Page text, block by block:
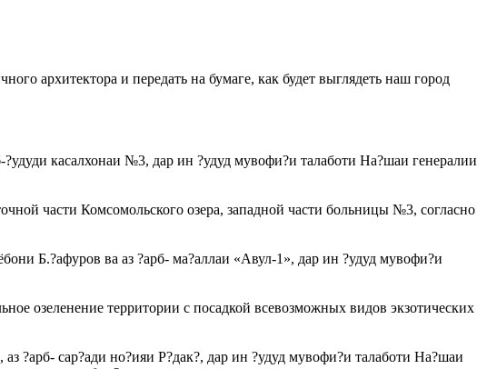
архитектора и передать на бумаге, как будет выглядеть наш город
касалхонаи №3, дар ин ?удуд мувофи?и талаботи На?шаи генералии
части Комсомольского озера, западной части больницы №3, согласно
Б.?афуров ва аз ?арб- ма?аллаи «Авул-1», дар ин ?удуд мувофи?и
озеленение территории с посадкой всевозможных видов экзотических
?арб- сар?ади но?ияи Р?дак?, дар ин ?удуд мувофи?и талаботи На?шаи